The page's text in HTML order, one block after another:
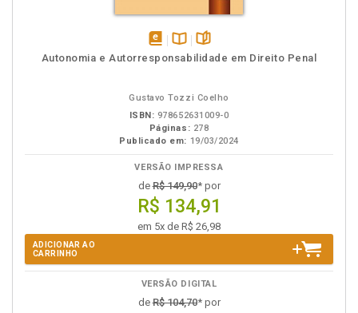
disponível
Disponível
páginas
Autonomia e Autorresponsabilidade em Direito Penal
Gustavo Tozzi Coelho
ISBN: 978652631009-0
Páginas: 278
Publicado em: 19/03/2024
VERSÃO IMPRESSA
deR$ 149,90* por
R$ 134,91
em 5x de R$ 26,98
ADICIONAR AO
CARRINHO
VERSÃO DIGITAL
deR$ 104,70* por